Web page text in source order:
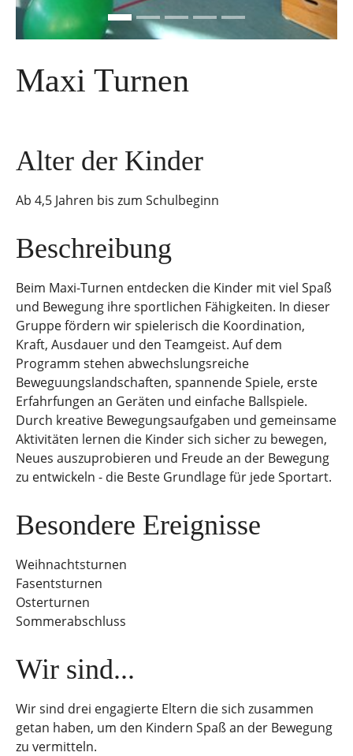
Maxi Turnen
Alter der Kinder
Ab 4,5 Jahren bis zum Schulbeginn
Beschreibung
Beim Maxi-Turnen entdecken die Kinder mit viel Spaß
und Bewegung ihre sportlichen Fähigkeiten. In dieser
Gruppe fördern wir spielerisch die Koordination,
Kraft, Ausdauer und den Teamgeist. Auf dem
Programm stehen abwechslungsreiche
Beweguungslandschaften, spannende Spiele, erste
Erfahrfungen an Geräten und einfache Ballspiele.
Durch kreative Bewegungsaufgaben und gemeinsame
Aktivitäten lernen die Kinder sich sicher zu bewegen,
Neues auszuprobieren und Freude an der Bewegung
zu entwickeln - die Beste Grundlage für jede Sportart.
Besondere Ereignisse
Weihnachtsturnen
Fasentsturnen
Osterturnen
Sommerabschluss
Wir sind...
Wir sind drei engagierte Eltern die sich zusammen
getan haben, um den Kindern Spaß an der Bewegung
zu vermitteln.